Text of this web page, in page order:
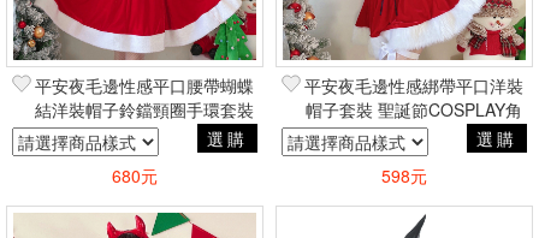
全部尺寸 XS S
L
XL
2XL 3XL 120
130
140
現貨商品
篩選
平安夜毛邊性感平口腰帶蝴蝶
結洋裝帽子鈴鐺頸圈手環套裝
聖誕節COSPLAY角色扮演蘿
莉塔風
選購
680元
平安夜毛邊性感綁帶平口洋裝
帽子套裝 聖誕節COSPLAY角
色扮演蘿莉塔風
選購
598元